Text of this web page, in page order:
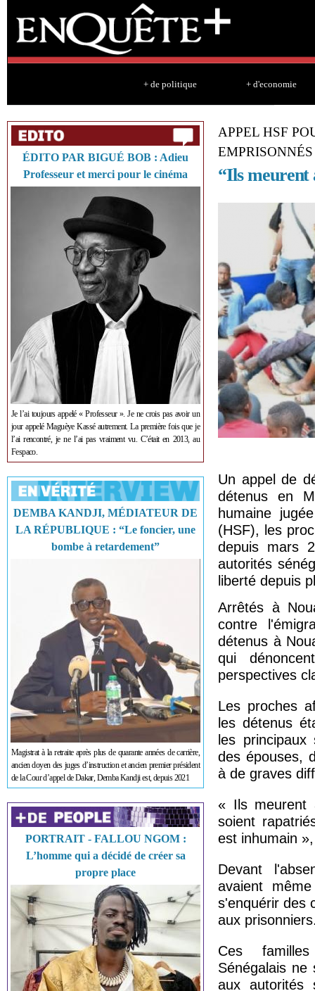
+ de politique + d'economie
ÉDITO PAR BIGUÉ BOB : Adieu
Professeur et merci pour le cinéma
Je l’ai toujours appelé « Professeur ». Je ne crois pas avoir un
jour appelé Maguèye Kassé autrement. La première fois que je
l’ai rencontré, je ne l’ai pas vraiment vu. C’était en 2013, au
Fespaco.
DEMBA KANDJI, MÉDIATEUR DE
LA RÉPUBLIQUE : “Le foncier, une
bombe à retardement”
Magistrat à la retraite après plus de quarante années de carrière,
ancien doyen des juges d’instruction et ancien premier président
de la Cour d’appel de Dakar, Demba Kandji est, depuis 2021
PORTRAIT - FALLOU NGOM :
L’homme qui a décidé de créer sa
propre place
APPEL HSF
“Ils meurent
Un appel de
détenus en
humaine
(HSF), les
depuis mars
autorités
liberté depuis
Arrêtés à
contre
détenus à
qui
perspectives
Les proches
les détenus
les
des épouses,
à de graves
« Ils meurent
soient
est inhumain
Devant
avaient même
s'enquérir des
aux
Ces familles
Sénégalais
aux autorités